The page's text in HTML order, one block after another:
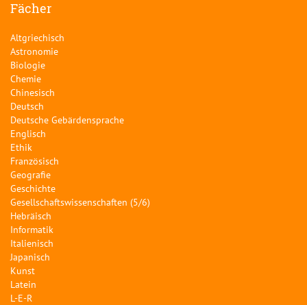
Fächer
Altgriechisch
Astronomie
Biologie
Chemie
Chinesisch
Deutsch
Deutsche Gebärdensprache
Englisch
Ethik
Französisch
Geografie
Geschichte
Gesellschaftswissenschaften (5/6)
Hebräisch
Informatik
Italienisch
Japanisch
Kunst
Latein
L-E-R